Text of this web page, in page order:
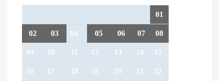
01
02 03 04 05 06 07 08
09 10 11 12 13 14 15
16 17 18 19 20 21 22